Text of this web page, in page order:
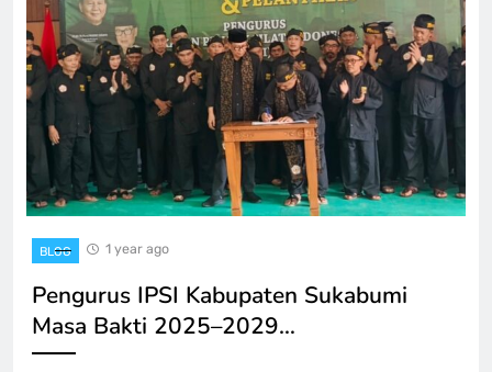
BLOG 1 year ago
Pengurus IPSI Kabupaten Sukabumi
Masa Bakti 2025–2029…